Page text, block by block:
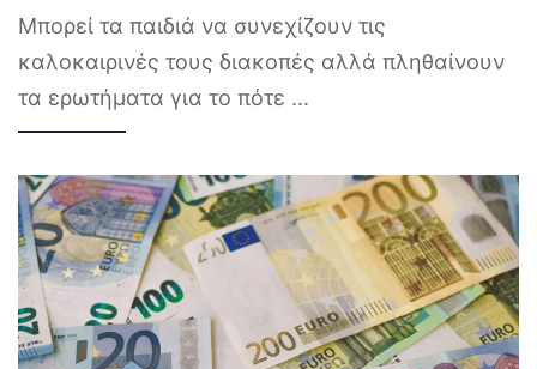
Μπορεί τα παιδιά να συνεχίζουν τις
καλοκαιρινές τους διακοπές αλλά πληθαίνουν
τα ερωτήματα για το πότε ...